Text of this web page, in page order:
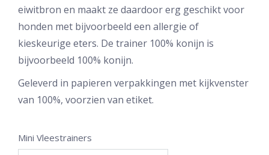
eiwitbron en maakt ze daardoor erg geschikt voor
honden met bijvoorbeeld een allergie of
kieskeurige eters. De trainer 100% konijn is
bijvoorbeeld 100% konijn.
Geleverd in papieren verpakkingen met kijkvenster
van 100%, voorzien van etiket.
Mini Vleestrainers